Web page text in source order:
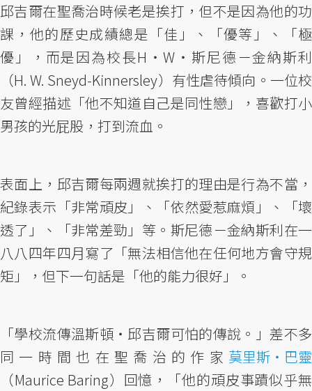
邱吉爾在聖喬治時候老是挨打，但不是因為他的功
課，他的歷史成績總是「佳」、「優等」、「極
優」，而是因為校長H・W・斯尼德－金納斯利
（H. W. Sneyd-Kinnersley）有性虐待傾向。一位校
友曾經描述「他不知道自己是同性戀」，喜歡打小
男孩的光屁股，打到流血。
表面上，邱吉爾每兩週就挨打的理由是行為不當，
紀錄表示「非常頑皮」、「依然愛惹麻煩」、「壞
透了」、「非常差勁」等。斯尼德－金納斯利在一
八八四年四月寫了「無法相信他在任何地方會守規
矩」，但下一句話是「他的能力很好」。
「學校流傳溫斯頓・邱吉爾可怕的傳說。」差不多
同一時間也在聖喬治的作家 莫里斯・巴靈
（Maurice Baring）回憶，「他的頑皮事蹟似乎無